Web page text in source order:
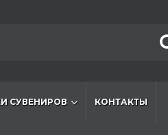
СУВЕНИРОВ КОНТАКТЫ